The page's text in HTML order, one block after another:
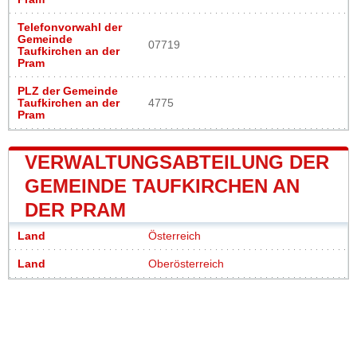
Telefonvorwahl der
Gemeinde
Taufkirchen an der
Pram
07719
PLZ der Gemeinde
Taufkirchen an der
Pram
4775
VERWALTUNGSABTEILUNG DER
GEMEINDE TAUFKIRCHEN AN
DER PRAM
Land Österreich
Land Oberösterreich